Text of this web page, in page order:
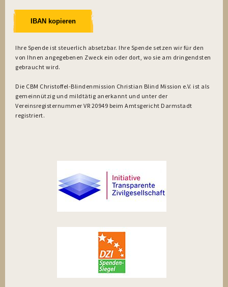
IBAN kopieren
Ihre Spende ist steuerlich absetzbar. Ihre Spende setzen wir für den
von Ihnen angegebenen Zweck ein oder dort, wo sie am dringendsten
gebraucht wird.
Die CBM Christoffel-Blindenmission Christian Blind Mission e.V. ist als
gemeinnützig und mildtätig anerkannt und unter der
Vereinsregisternummer VR 20949 beim Amtsgericht Darmstadt
registriert.